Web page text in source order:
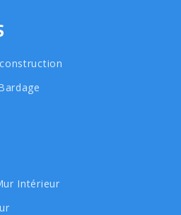
Intérieur